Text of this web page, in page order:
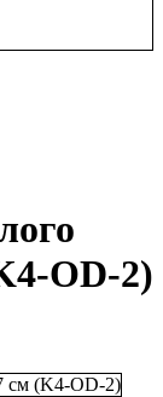
OD-2)